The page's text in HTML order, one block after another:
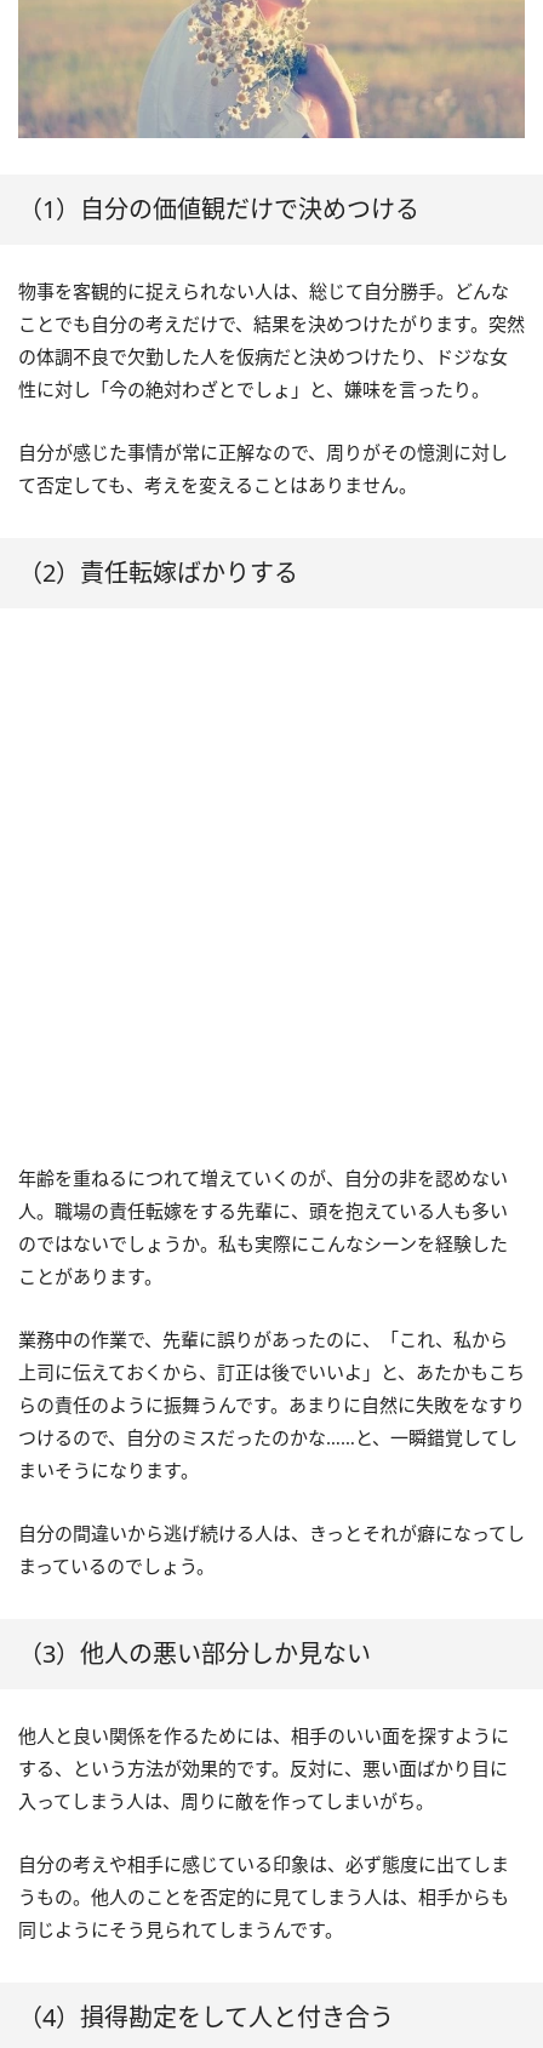
（1）自分の価値観だけで決めつける
物事を客観的に捉えられない人は、総じて自分勝手。どんな
ことでも自分の考えだけで、結果を決めつけたがります。突然
の体調不良で欠勤した人を仮病だと決めつけたり、ドジな女
性に対し「今の絶対わざとでしょ」と、嫌味を言ったり。
自分が感じた事情が常に正解なので、周りがその憶測に対し
て否定しても、考えを変えることはありません。
（2）責任転嫁ばかりする
年齢を重ねるにつれて増えていくのが、自分の非を認めない
人。職場の責任転嫁をする先輩に、頭を抱えている人も多い
のではないでしょうか。私も実際にこんなシーンを経験した
ことがあります。
業務中の作業で、先輩に誤りがあったのに、「これ、私から
上司に伝えておくから、訂正は後でいいよ」と、あたかもこち
らの責任のように振舞うんです。あまりに自然に失敗をなすり
つけるので、自分のミスだったのかな……と、一瞬錯覚してし
まいそうになります。
自分の間違いから逃げ続ける人は、きっとそれが癖になってし
まっているのでしょう。
（3）他人の悪い部分しか見ない
他人と良い関係を作るためには、相手のいい面を探すように
する、という方法が効果的です。反対に、悪い面ばかり目に
入ってしまう人は、周りに敵を作ってしまいがち。
自分の考えや相手に感じている印象は、必ず態度に出てしま
うもの。他人のことを否定的に見てしまう人は、相手からも
同じようにそう見られてしまうんです。
（4）損得勘定をして人と付き合う